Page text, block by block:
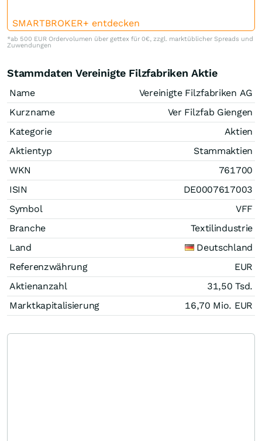
SMARTBROKER+ entdecken
*ab 500 EUR Ordervolumen über gettex für 0€, zzgl. marktüblicher Spreads und
Zuwendungen
Stammdaten Vereinigte Filzfabriken Aktie
Name
Vereinigte Filzfabriken AG
Kurzname
Ver Filzfab Giengen
Kategorie
Aktien
Aktientyp
Stammaktien
WKN
761700
ISIN
DE0007617003
Symbol
VFF
Branche
Textilindustrie
Land
Deutschland
Referenzwährung
EUR
Aktienanzahl
31,50 Tsd.
Marktkapitalisierung
16,70 Mio. EUR